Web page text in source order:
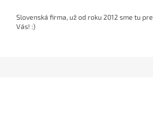
Slovenská firma, už od roku 2012 sme tu pre
Vás! :)